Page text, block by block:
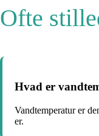
Ofte
Hvad er
Vandtemperatur er
er.